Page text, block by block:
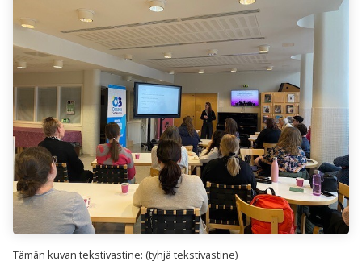
Tämän kuvan tekstivastine: (tyhjä tekstivastine)